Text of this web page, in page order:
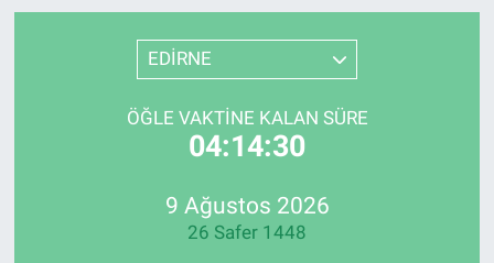
EDİRNE
ÖĞLE VAKTINE KALAN SÜRE
04:14:30
9 Ağustos 2026
26 Safer 1448
Depolama Çözümleri
İnşaat ve Malzeme
HaberOrtak
Enerjisini Üreten Fabrikalar